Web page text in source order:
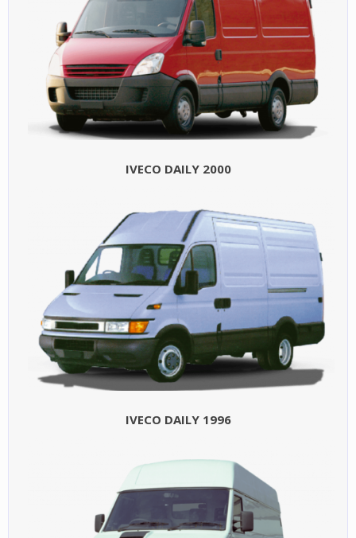
IVECO DAILY 2000
IVECO DAILY 1996